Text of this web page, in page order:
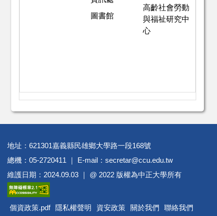
圖書館
高齡社會勞動
與福祉研究中
心
地址：621301嘉義縣民雄鄉大學路一段168號
總機：05-2720411 ｜ E-mail：secretar@ccu.edu.tw
維護日期：2024.09.03 ｜ @ 2022 版權為中正大學所有
個資政策.pdf 隱私權聲明 資安政策 關於我們 聯絡我們